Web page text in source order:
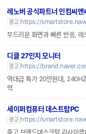
레노버 공식파트너 인컴씨앤
광고 https://
부드러운 화면과 빠른 반응,
디클 27인치 모니터
광고 https://
역대급 특가 20만원대,
력
세이퍼컴퓨터 데스트탑PC
광고 https://
중고 브랜드데스크탑,리사이